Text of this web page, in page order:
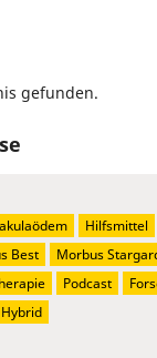
gefunden.
Hilfsmittel
Best Morbus
Podcast
Hybrid